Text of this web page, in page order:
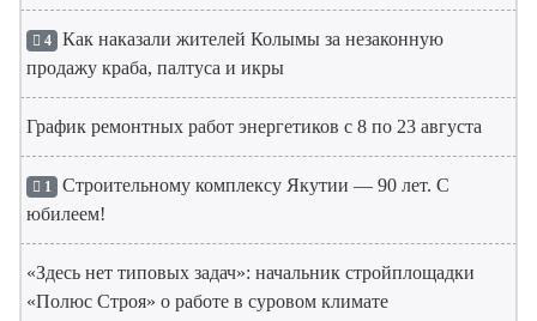
4 Как наказали жителей Колымы за незаконную
продажу краба, палтуса и икры
График ремонтных работ энергетиков с 8 по 23 августа
1 Строительному комплексу Якутии — 90 лет. С
юбилеем!
«Здесь нет типовых задач»: начальник стройплощадки
«Полюс Строя» о работе в суровом климате